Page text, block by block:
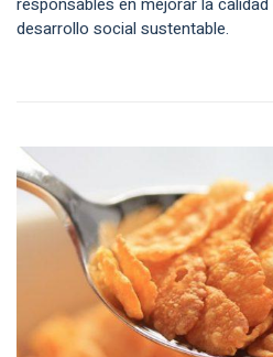
desarrollo social sustentable.